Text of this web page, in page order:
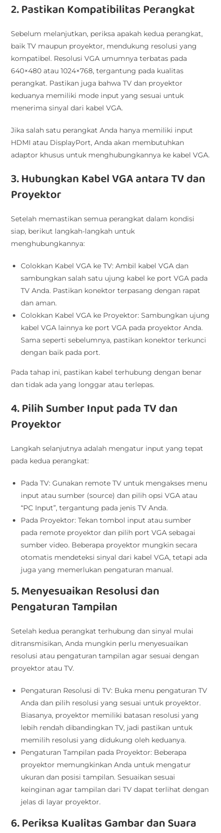
2. Pastikan Kompatibilitas Perangkat
Sebelum melanjutkan, periksa apakah kedua perangkat,
baik TV maupun proyektor, mendukung resolusi yang
kompatibel. Resolusi VGA umumnya terbatas pada
640×480 atau 1024×768, tergantung pada kualitas
perangkat. Pastikan juga bahwa TV dan proyektor
keduanya memiliki mode input yang sesuai untuk
menerima sinyal dari kabel VGA.
Jika salah satu perangkat Anda hanya memiliki input
HDMI atau DisplayPort, Anda akan membutuhkan
adaptor khusus untuk menghubungkannya ke kabel VGA.
3. Hubungkan Kabel VGA antara TV dan
Proyektor
Setelah memastikan semua perangkat dalam kondisi
siap, berikut langkah-langkah untuk
menghubungkannya:
Colokkan Kabel VGA ke TV: Ambil kabel VGA dan
sambungkan salah satu ujung kabel ke port VGA pada
TV Anda. Pastikan konektor terpasang dengan rapat
dan aman.
Colokkan Kabel VGA ke Proyektor: Sambungkan ujung
kabel VGA lainnya ke port VGA pada proyektor Anda.
Sama seperti sebelumnya, pastikan konektor terkunci
dengan baik pada port.
Pada tahap ini, pastikan kabel terhubung dengan benar
dan tidak ada yang longgar atau terlepas.
4. Pilih Sumber Input pada TV dan
Proyektor
Langkah selanjutnya adalah mengatur input yang tepat
pada kedua perangkat:
Pada TV: Gunakan remote TV untuk mengakses menu
input atau sumber (source) dan pilih opsi VGA atau
“PC Input”, tergantung pada jenis TV Anda.
Pada Proyektor: Tekan tombol input atau sumber
pada remote proyektor dan pilih port VGA sebagai
sumber video. Beberapa proyektor mungkin secara
otomatis mendeteksi sinyal dari kabel VGA, tetapi ada
juga yang memerlukan pengaturan manual.
5. Menyesuaikan Resolusi dan
Pengaturan Tampilan
Setelah kedua perangkat terhubung dan sinyal mulai
ditransmisikan, Anda mungkin perlu menyesuaikan
resolusi atau pengaturan tampilan agar sesuai dengan
proyektor atau TV.
Pengaturan Resolusi di TV: Buka menu pengaturan TV
Anda dan pilih resolusi yang sesuai untuk proyektor.
Biasanya, proyektor memiliki batasan resolusi yang
lebih rendah dibandingkan TV, jadi pastikan untuk
memilih resolusi yang didukung oleh keduanya.
Pengaturan Tampilan pada Proyektor: Beberapa
proyektor memungkinkan Anda untuk mengatur
ukuran dan posisi tampilan. Sesuaikan sesuai
keinginan agar tampilan dari TV dapat terlihat dengan
jelas di layar proyektor.
6. Periksa Kualitas Gambar dan Suara